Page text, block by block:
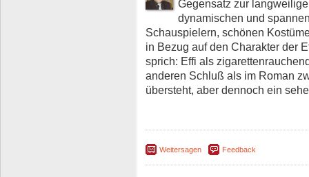
Gegensatz zur
dynamischen und
Schauspielern, schönen
in Bezug auf den Charakter der
sprich: Effi als
anderen Schluß als im Roman
übersteht, aber dennoch ein
Weitersagen Feedback